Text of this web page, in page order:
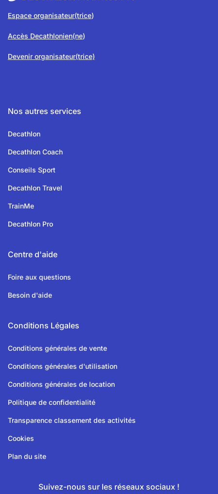
Espace organisateur(trice)
Accès Decathlonien(ne)
Devenir organisateur(trice)
Nos autres services
Decathlon
Decathlon Coach
Conseils Sport
Decathlon Travel
TrainMe
Decathlon Pro
Centre d'aide
Foire aux questions
Besoin d'aide
Conditions Légales
Conditions générales de vente
Conditions générales d'utilisation
Conditions générales de location
Politique de confidentialité
Transparence classement des activités
Cookies
Plan du site
Suivez-nous sur les réseaux sociaux !